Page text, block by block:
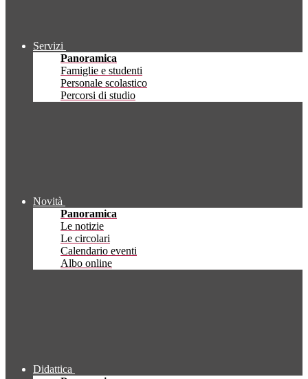
Servizi
Panoramica
Famiglie e studenti
Personale scolastico
Percorsi di studio
Novità
Panoramica
Le notizie
Le circolari
Calendario eventi
Albo online
Didattica